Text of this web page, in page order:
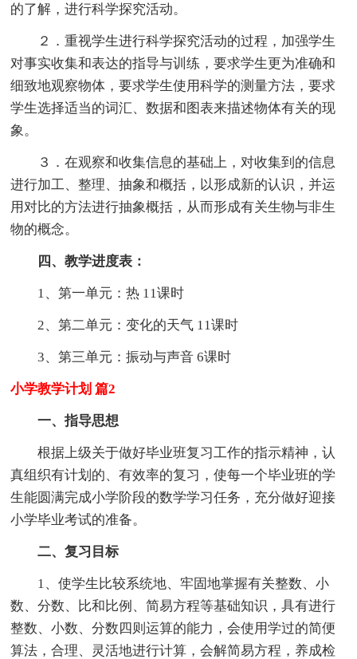
的了解，进行科学探究活动。
２．重视学生进行科学探究活动的过程，加强学生
对事实收集和表达的指导与训练，要求学生更为准确和
细致地观察物体，要求学生使用科学的测量方法，要求
学生选择适当的词汇、数据和图表来描述物体有关的现
象。
３．在观察和收集信息的基础上，对收集到的信息
进行加工、整理、抽象和概括，以形成新的认识，并运
用对比的方法进行抽象概括，从而形成有关生物与非生
物的概念。
四、教学进度表：
1、第一单元：热 11课时
2、第二单元：变化的天气 11课时
3、第三单元：振动与声音 6课时
小学教学计划 篇2
一、指导思想
根据上级关于做好毕业班复习工作的指示精神，认
真组织有计划的、有效率的复习，使每一个毕业班的学
生能圆满完成小学阶段的数学学习任务，充分做好迎接
小学毕业考试的准备。
二、复习目标
1、使学生比较系统地、牢固地掌握有关整数、小
数、分数、比和比例、简易方程等基础知识，具有进行
整数、小数、分数四则运算的能力，会使用学过的简便
算法，合理、灵活地进行计算，会解简易方程，养成检